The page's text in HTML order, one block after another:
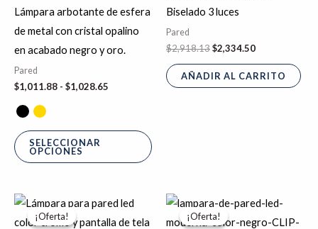
Lámpara arbotante de esfera
de metal con cristal opalino
en acabado negro y oro.
Pared
$1,011.88 - $1,028.65
SELECCIONAR
OPCIONES
opciones
pueden
producto
Biselado 3 luces
Pared
$2,918.13$2,334.50
AÑADIR AL CARRITO
¡Oferta!
¡Oferta!
precio
original
precio
actual
¡Oferta!
¡Oferta!
precio
original
El
precio
actual